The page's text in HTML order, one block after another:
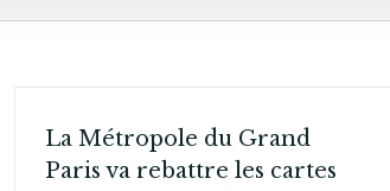
La Métropole du Grand
Paris va rebattre les cartes